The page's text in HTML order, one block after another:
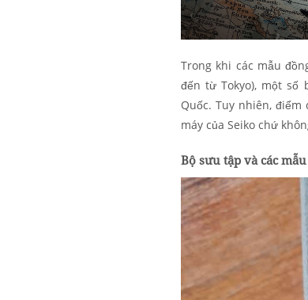
Trong khi các mẫu
đến từ Tokyo), một
Quốc. Tuy nhiên,
máy của Seiko chứ
Bộ sưu tập và các